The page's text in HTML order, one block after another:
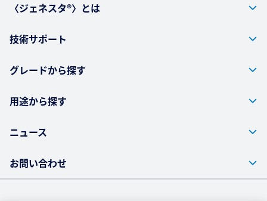
〈ジェネスタ®〉とは
技術サポート
グレードから探す
用途から探す
ニュース
お問い合わせ